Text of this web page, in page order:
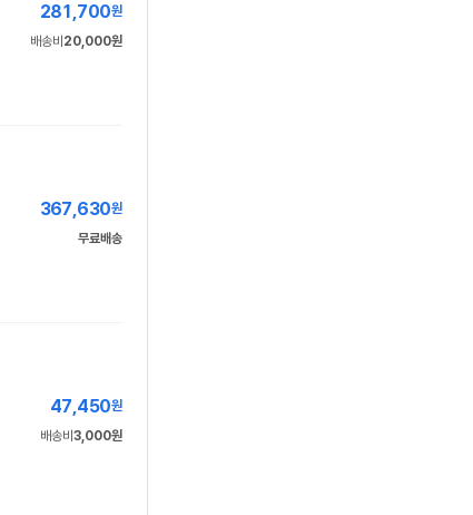
281,700원
배송비 20,000원
367,630원
무료배송
47,450원
배송비 3,000원